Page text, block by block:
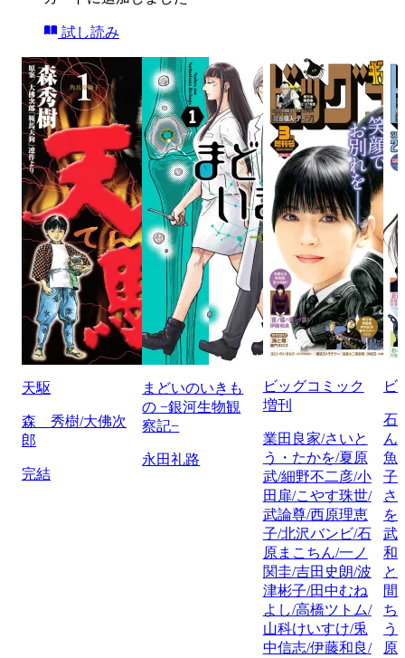
試し読み
天駆
森 秀樹/大佛次
郎
完結
まどいのいきも
の −銀河生物観
察記−
永田礼路
ビッグコミック
増刊
業田良家/さいと
う・たかを/夏原
武/細野不二彦/小
田扉/こやす珠世/
武論尊/西原理恵
子/北沢バンビ/石
原まこちん/一ノ
関圭/吉田史朗/波
津彬子/田中むね
よし/高橋ツトム/
山科けいすけ/兎
中信志/伊藤和良/
ビ
石
ん
魚
子
さ
を
武/
和
と
間
ち
う
原